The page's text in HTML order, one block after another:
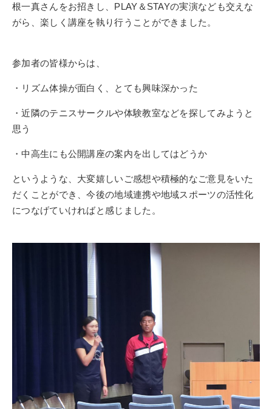
根一真さんをお招きし、 PLAY＆STAYの実演なども交えな
がら、楽しく講座を執り行うことができました。
参加者の皆様からは、
・リズム体操が面白く、とても興味深かった
・近隣のテニスサークルや体験教室などを探してみようと
思う
・中高生にも公開講座の案内を出してはどうか
というような、大変嬉しいご感想や積極的なご意見をいた
だくことができ、今後の地域連携や地域スポーツの活性化
につなげていければと感じました。